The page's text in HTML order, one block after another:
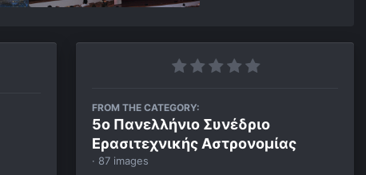
FROM THE CATEGORY:
5ο Πανελλήνιο Συνέδριο
Ερασιτεχνικής Αστρονομίας
· 87 images